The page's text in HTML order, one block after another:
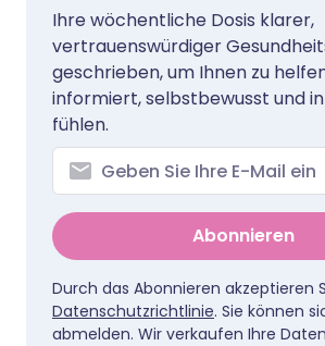
Ihre wöchentliche Dosis klarer,
vertrauenswürdiger
geschrieben, um Ihnen zu
informiert, selbstbewusst und
fühlen.
Abonnieren
Durch das Abonnieren akzeptieren
Datenschutzrichtlinie. Sie können
abmelden. Wir verkaufen Ihre